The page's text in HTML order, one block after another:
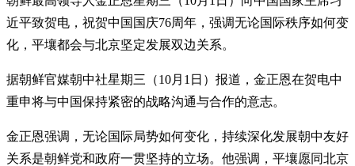
近平致贺电，祝贺中国国庆76周年，强调无论国际秩序如何变
化，平壤都会与北京坚定发展双边关系。
据朝鲜官媒朝中社星期三（10月1日）报道，金正恩在贺电中
重申将与中国保持紧密的战略沟通与合作的意志。
金正恩强调，无论国际局势如何变化，持续深化发展朝中友好
关系是朝鲜党和政府一贯坚持的立场。他强调，平壤愿同北京